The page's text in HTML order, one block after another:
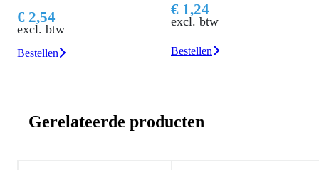
€ 1,24
excl. btw
Bestellen
€ 3,00
excl. btw
Bestellen
Gerelateerde producten